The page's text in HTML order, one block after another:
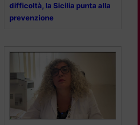
difficoltà, la Sicilia punta alla
prevenzione